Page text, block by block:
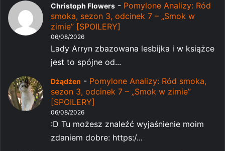
Christoph Flowers - Pomylone Analizy: Ród
smoka, sezon 3, odcinek 7 – „Smok w
zimie” [SPOILERY]
06/08/2026
Lady Arryn zbazowana lesbijka i w książce
jest to spójne od...
Dżądżen - Pomylone Analizy: Ród smoka,
sezon 3, odcinek 7 – „Smok w zimie”
[SPOILERY]
06/08/2026
:D Tu możesz znaleźć wyjaśnienie moim
zdaniem dobre: https:/...